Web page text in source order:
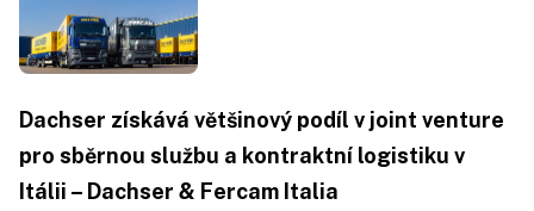
Dachser získává většinový podíl v joint venture
pro sběrnou službu a kontraktní logistiku v
Itálii – Dachser & Fercam Italia